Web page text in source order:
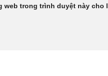
web trong trình duyệt này cho